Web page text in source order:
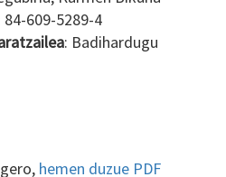
84-609-5289-4
: Badihardugu
hemen duzue PDF